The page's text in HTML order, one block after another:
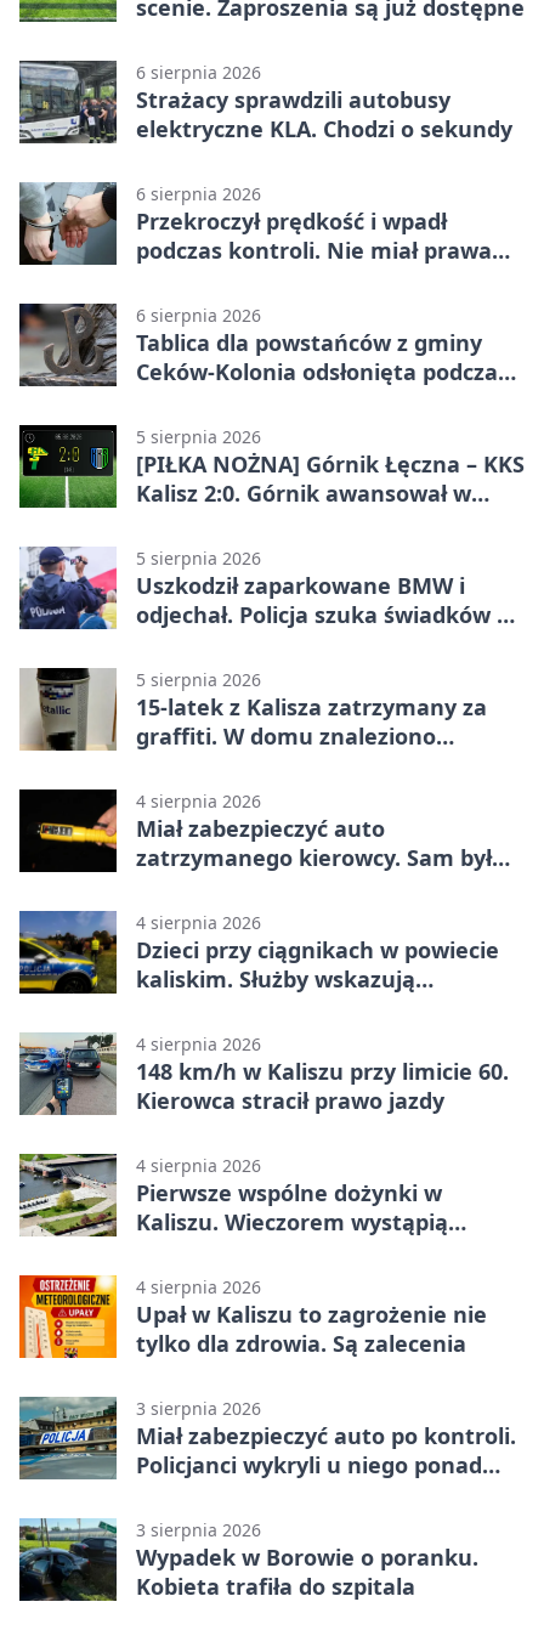
scenie. Zaproszenia są już dostępne
6 sierpnia 2026
Strażacy sprawdzili autobusy
elektryczne KLA. Chodzi o sekundy
6 sierpnia 2026
Przekroczył prędkość i wpadł
podczas kontroli. Nie miał prawa
6 sierpnia 2026
Tablica dla powstańców z gminy
Ceków-Kolonia odsłonięta podczas
5 sierpnia 2026
[PIŁKA NOŻNA] Górnik Łęczna – KKS
Kalisz 2:0. Górnik awansował w
5 sierpnia 2026
Uszkodził zaparkowane BMW i
odjechał. Policja szuka świadków w
5 sierpnia 2026
15-latek z Kalisza zatrzymany za
graffiti. W domu znaleziono
4 sierpnia 2026
Miał zabezpieczyć auto
zatrzymanego kierowcy. Sam był
4 sierpnia 2026
Dzieci przy ciągnikach w powiecie
kaliskim. Służby wskazują
4 sierpnia 2026
148 km/h w Kaliszu przy limicie 60.
Kierowca stracił prawo jazdy
4 sierpnia 2026
Pierwsze wspólne dożynki w
Kaliszu. Wieczorem wystąpią
4 sierpnia 2026
Upał w Kaliszu to zagrożenie nie
tylko dla zdrowia. Są zalecenia
3 sierpnia 2026
Miał zabezpieczyć auto po kontroli.
Policjanci wykryli u niego ponad
3 sierpnia 2026
Wypadek w Borowie o poranku.
Kobieta trafiła do szpitala